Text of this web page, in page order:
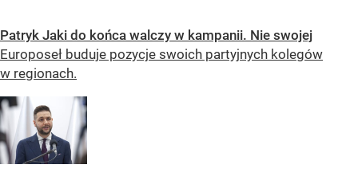
Patryk Jaki do końca walczy w kampanii. Nie swojej
Europoseł buduje pozycje swoich partyjnych kolegów
w regionach.